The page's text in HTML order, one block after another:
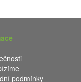
podmínky